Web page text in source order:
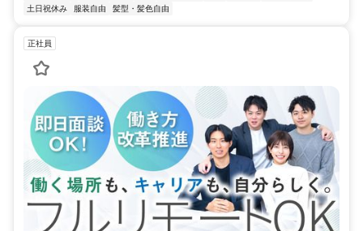
土日祝休み
服装自由 髪型・髪色自由
正社員